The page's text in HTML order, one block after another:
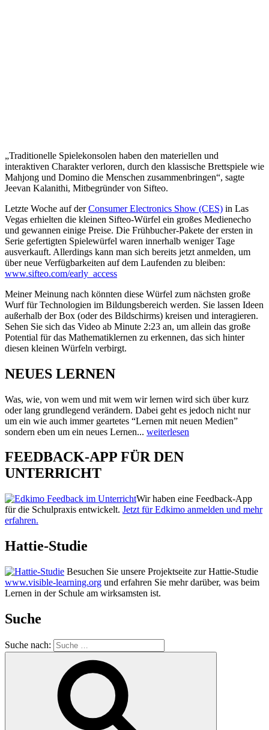
„Traditionelle Spielekonsolen haben den materiellen und
interaktiven Charakter verloren, durch den klassische Brettspiele wie
Mahjong und Domino die Menschen zusammenbringen“, sagte
Jeevan Kalanithi, Mitbegründer von Sifteo.
Letzte Woche auf derConsumer Electronics Show (CES) in Las
Vegas erhielten die kleinen Sifteo-Würfel ein großes Medienecho
und gewannen einige Preise. Die Frühbucher-Pakete der ersten in
Serie gefertigten Spielewürfel waren innerhalb weniger Tage
ausverkauft. Allerdings kann man sich bereits jetzt anmelden, um
über neue Verfügbarkeiten auf dem Laufenden zu bleiben:
www.sifteo.com/early_access
Meiner Meinung nach könnten diese Würfel zum nächsten große
Wurf für Technologien im Bildungsbereich werden. Sie lassen Ideen
außerhalb der Box (oder des Bildschirms) kreisen und interagieren.
Sehen Sie sich das Video ab Minute 2:23 an, um allein das große
Potential für das Mathematiklernen zu erkennen, das sich hinter
diesen kleinen Würfeln verbirgt.
NEUES LERNEN
Was, wie, von wem und mit wem wir lernen wird sich über kurz
oder lang grundlegend verändern. Dabei geht es jedoch nicht nur
um ein wie auch immer geartetes “Lernen mit neuen Medien”
sondern eben um ein neues Lernen... weiterlesen
FEEDBACK-APP FÜR DEN
UNTERRICHT
Wir haben eine Feedback-App
für die Schulpraxis entwickelt. Jetzt für Edkimo anmelden und mehr
erfahren.
Hattie-Studie
Besuchen Sie unsere Projektseite zur Hattie-Studie
www.visible-learning.org und erfahren Sie mehr darüber, was beim
Lernen in der Schule am wirksamsten ist.
Suche
Suche nach: